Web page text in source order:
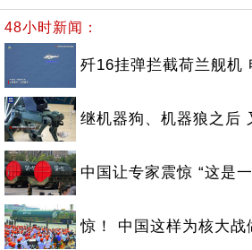
48小时新闻：
歼16挂弹拦截荷兰舰机
继机器狗、机器狼之后
中国让专家震惊 “这是
惊！ 中国这样为核大战